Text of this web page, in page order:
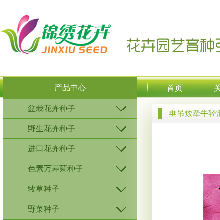
产品中心 首页
盆栽花卉种子
野生花卉种子
进口花卉种子
色素万寿菊种子
牧草种子
野菜种子
垂吊矮牵牛轻